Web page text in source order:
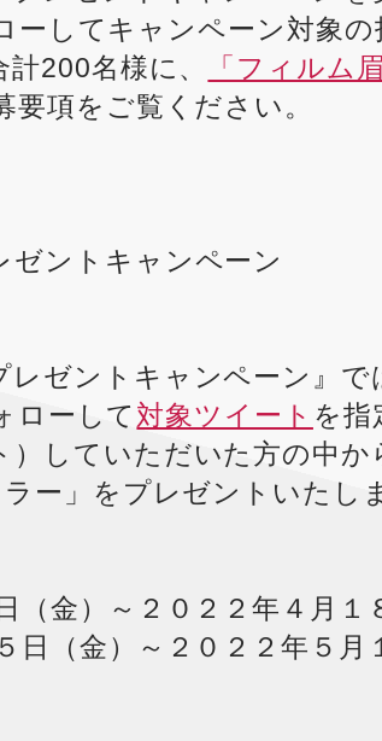
してキャンペーン対象の
200名様に、
「フィルム
要項をご覧ください。
ゼントキャンペーン
レゼントキャンペーン』
ローして 対象ツイート を指
）していただいた方の中か
ー」をプレゼントいたし
金）～２０２２年４月１
（金）～２０２２年５月